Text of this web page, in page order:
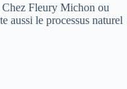
Chez Fleury Michon ou
aussi le processus naturel